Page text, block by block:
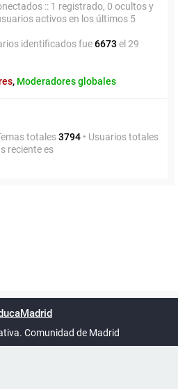
:: 1 registrado, 0 ocultos y
activos en los últimos 5
identificados fue6673 el 29
, Moderadores globales
totales3794 • Usuarios totales
reciente es
España
Comunidad de Madrid